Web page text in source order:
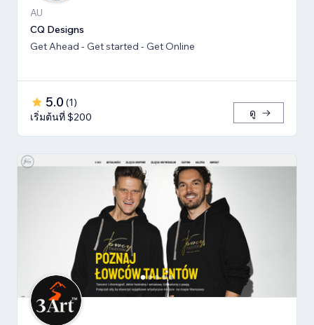
AU
CQ Designs
Get Ahead - Get started - Get Online
5.0 (1)
เริ่มต้นที่ $200
ดู